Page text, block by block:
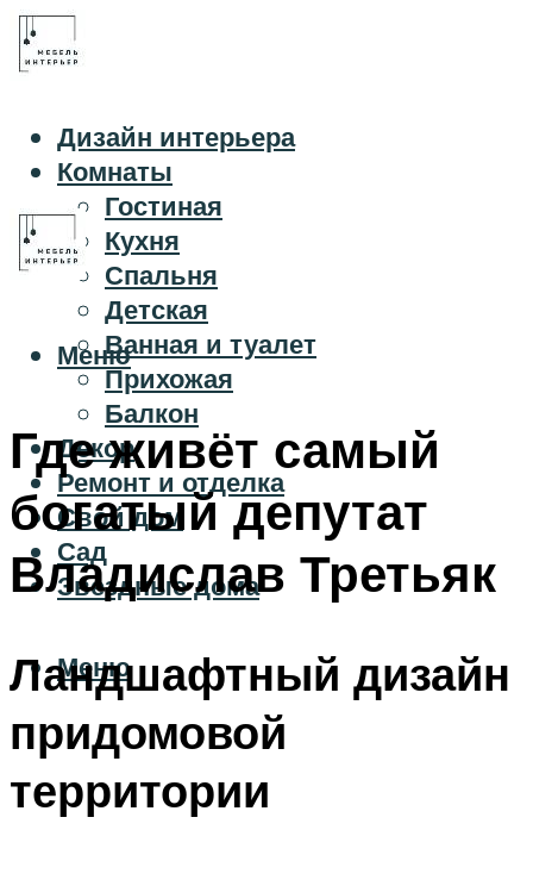
Дизайн интерьера
Комнаты
Гостиная
Кухня
Спальня
Детская
Ванная и туалет
Прихожая
Балкон
Декор
Ремонт и отделка
Свой дом
Сад
Звездные дома
Меню
Меню
Где живёт самый
богатый депутат
Владислав Третьяк
Ландшафтный дизайн
придомовой
территории